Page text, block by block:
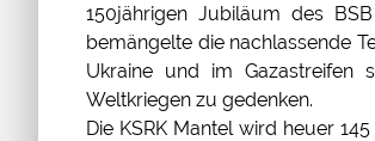
150jährigen Jubiläum des
bemängelte die nachlassende
Ukraine und im Gazastreifen
Weltkriegen zu gedenken.
Die KSRK Mantel wird heuer